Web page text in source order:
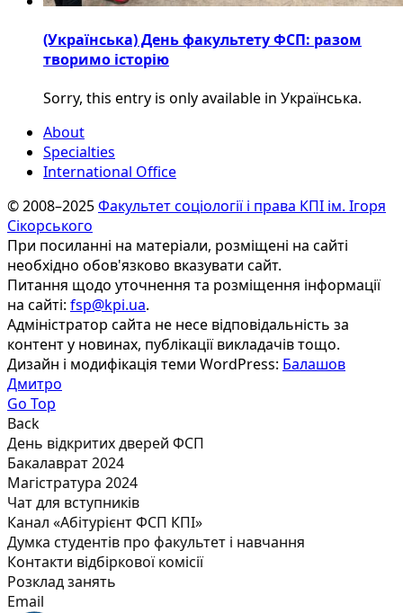
(Українська) День факультету ФСП: разом
творимо історію
Sorry, this entry is only available in Українська.
About
Specialties
International Office
© 2008–2025Факультет соціології і права КПІ ім. Ігоря
Сікорського
При посиланні на матеріали, розміщені на сайті
необхідно обов'язково вказувати сайт.
Питання щодо уточнення та розміщення інформації
на сайті: fsp@kpi.ua.
Адміністратор сайта не несе відповідальність за
контент у новинах, публікації викладачів тощо.
Дизайн і модифікація теми WordPress: Балашов
Дмитро
Go Top
Back
День відкритих дверей ФСП
Бакалаврат 2024
Магістратура 2024
Чат для вступників
Канал «Абітурієнт ФСП КПІ»
Думка студентів про факультет і навчання
Контакти відбіркової комісії
Розклад занять
Email